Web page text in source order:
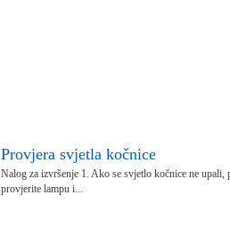
Provjera svjetla kočnice
Nalog za izvršenje 1. Ako se svjetlo kočnice ne
provjerite lampu i...